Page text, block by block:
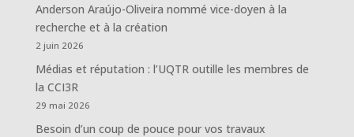
Anderson Araújo-Oliveira nommé vice-doyen à la
recherche et à la création
2 juin 2026
Médias et réputation : l’UQTR outille les membres de
la CCI3R
29 mai 2026
Besoin d’un coup de pouce pour vos travaux